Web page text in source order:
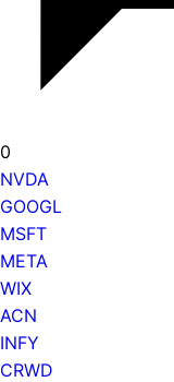
0
NVDA
GOOGL
MSFT
META
WIX
ACN
INFY
CRWD